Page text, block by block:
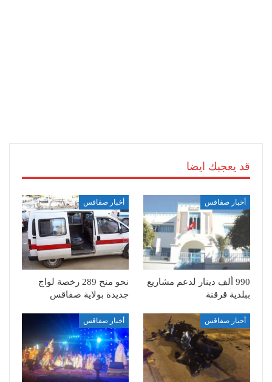
قد يعجبك ايضا
أخبار صفاقس
990 ألف دينار لدعم مشاريع
ببلدية قرقنة
أخبار صفاقس
نحو منح 289 رخصة لواج
جديدة بولاية صفاقس
أخبار صفاقس أخبار صفاقس